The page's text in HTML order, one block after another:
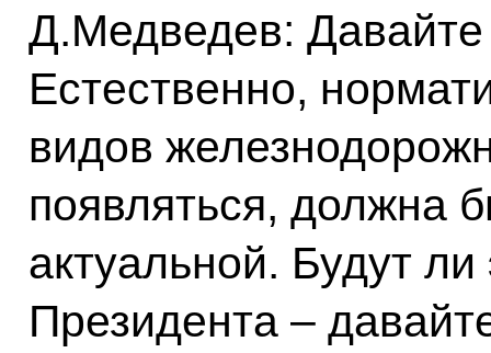
Д.Медведев:
Естественно,
видов
появляться, должна
актуальной. Будут
Президента –